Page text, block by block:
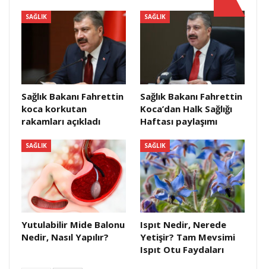
SAĞLIK
Sağlık Bakanı Fahrettin
koca korkutan
rakamları açıkladı
SAĞLIK
Sağlık Bakanı Fahrettin
Koca’dan Halk Sağlığı
Haftası paylaşımı
SAĞLIK
Yutulabilir Mide Balonu
Nedir, Nasıl Yapılır?
SAĞLIK
Ispıt Nedir, Nerede
Yetişir? Tam Mevsimi
Ispıt Otu Faydaları